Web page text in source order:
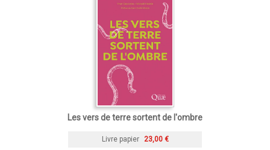
Les vers de terre sortent de l'ombre
Livre papier 23,00 €